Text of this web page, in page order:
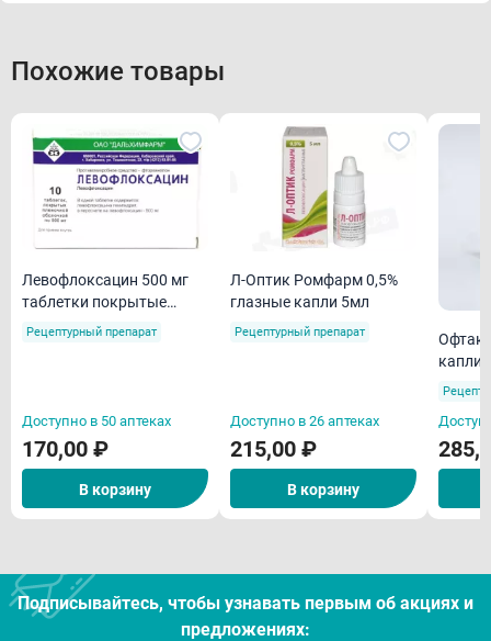
Похожие товары
Левофлоксацин 500 мг
таблетки покрытые
пленочной оболочкой
Рецептурный препарат
Доступно в 50 аптеках
170,00 ₽
В корзину
Л-Оптик Ромфарм 0,5%
глазные капли 5мл
Рецептурный препарат
Доступно в 26 аптеках
215,00 ₽
В корзину
капли
Подписывайтесь, чтобы узнавать первым об акцияx и
предложениях: